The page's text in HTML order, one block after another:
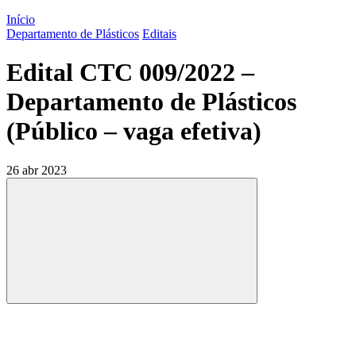
Início
Departamento de Plásticos Editais
Edital CTC 009/2022 –
Departamento de Plásticos
(Público – vaga efetiva)
26 abr 2023
Compartilhar